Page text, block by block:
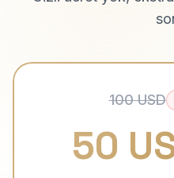
100 USD
50